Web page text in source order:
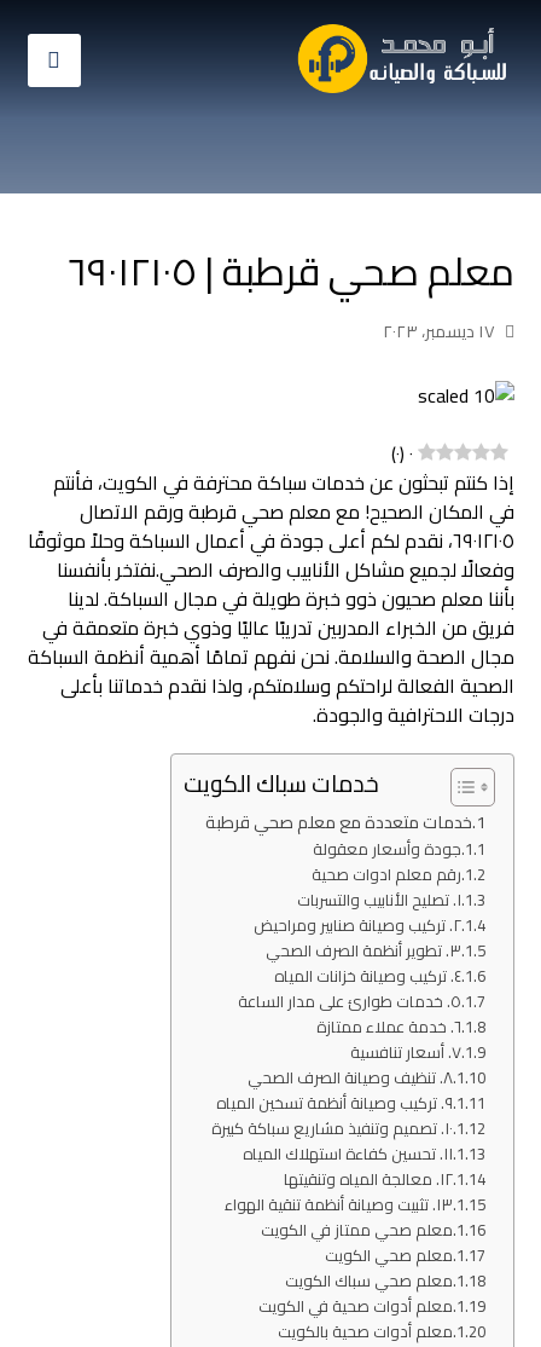
معلم صحي قرطبة | ٦٩٠١٢١٠٥
١٧ ديسمبر، ٢٠٢٣
٠(٠)
إذا كنتم تبحثون عن خدمات سباكة محترفة في الكويت، فأنتم
في المكان الصحيح! مع معلم صحي قرطبة ورقم الاتصال
٦٩٠١٢١٠٥، نقدم لكم أعلى جودة في أعمال السباكة وحلاً موثوقًا
وفعالًا لجميع مشاكل الأنابيب والصرف الصحي.نفتخر بأنفسنا
بأننا معلم صحيون ذوو خبرة طويلة في مجال السباكة. لدينا
فريق من الخبراء المدربين تدريبًا عاليًا وذوي خبرة متعمقة في
مجال الصحة والسلامة. نحن نفهم تمامًا أهمية أنظمة السباكة
الصحية الفعالة لراحتكم وسلامتكم، ولذا نقدم خدماتنا بأعلى
درجات الاحترافية والجودة.
خدمات سباك الكويت
خدمات متعددة مع معلم صحي قرطبة
جودة وأسعار معقولة
رقم معلم ادوات صحية
١. تصليح الأنابيب والتسربات
٢. تركيب وصيانة صنابير ومراحيض
٣. تطوير أنظمة الصرف الصحي
٤. تركيب وصيانة خزانات المياه
٥. خدمات طوارئ على مدار الساعة
٦. خدمة عملاء ممتازة
٧. أسعار تنافسية
٨. تنظيف وصيانة الصرف الصحي
٩. تركيب وصيانة أنظمة تسخين المياه
١٠. تصميم وتنفيذ مشاريع سباكة كبيرة
١١. تحسين كفاءة استهلاك المياه
١٢. معالجة المياه وتنقيتها
١٣. تثبيت وصيانة أنظمة تنقية الهواء
معلم صحي ممتاز في الكويت
معلم صحي الكويت
معلم صحي سباك الكويت
معلم أدوات صحية في الكويت
معلم أدوات صحية بالكويت